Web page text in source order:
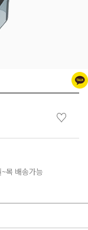
♡
목 배송가능